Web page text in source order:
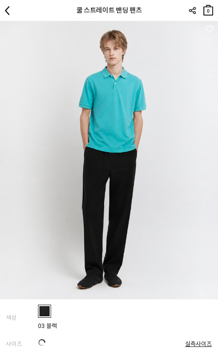
쿨 스트레이트 밴딩 팬츠
장바
구니
0
색상
03 블랙
사이즈 실측사이즈